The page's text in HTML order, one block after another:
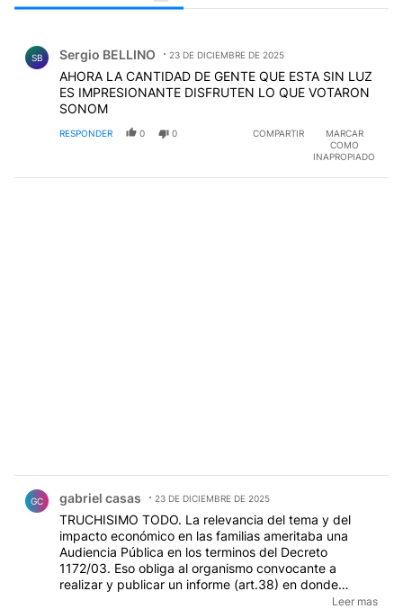
SB Sergio BELLINO 23 DE DICIEMBRE DE 2025
AHORA LA CANTIDAD DE GENTE QUE ESTA SIN LUZ
ES IMPRESIONANTE DISFRUTEN LO QUE VOTARON
SONOM
RESPONDER 0 0 COMPARTIR
MARCAR
COMO
INAPROPIADO
GC gabriel casas 23 DE DICIEMBRE DE 2025
TRUCHISIMO TODO. La relevancia del tema y del
impacto económico en las familias ameritaba una
Audiencia Pública en los terminos del Decreto
1172/03. Eso obliga al organismo convocante a
realizar y publicar un informe (art.38) en donde
explique de que forma tomo en consideración losLeer mas